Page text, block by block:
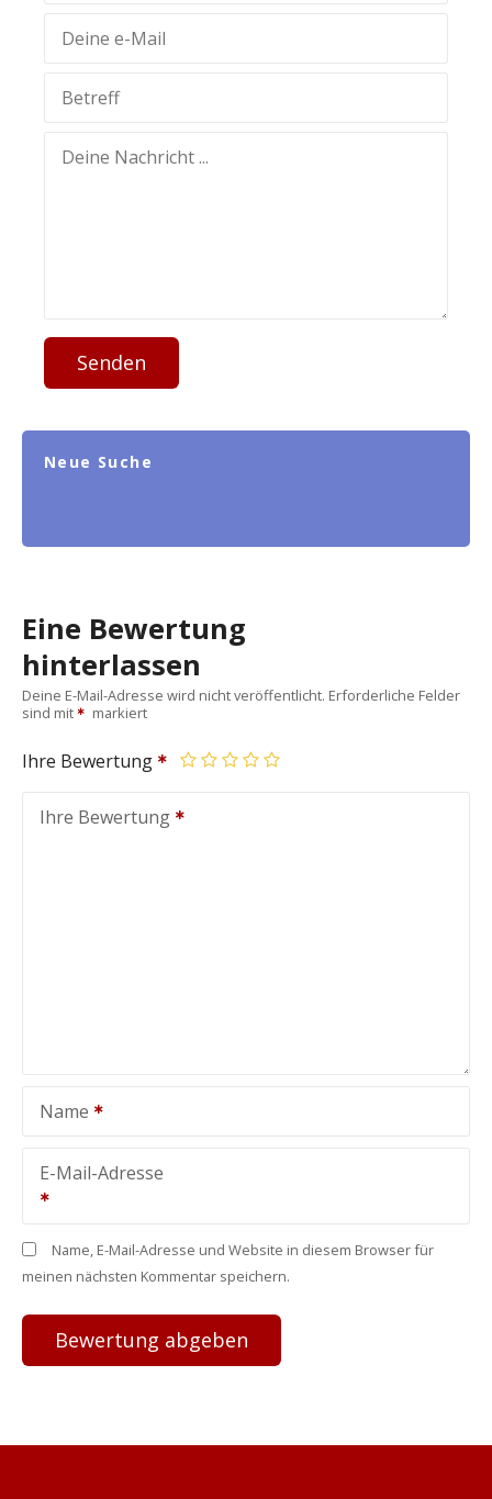
Senden
Neue Suche
Eine Bewertung
hinterlassen
Deine E-Mail-Adresse wird nicht veröffentlicht. Erforderliche Felder
sind mit
markiert
Ihre Bewertung
Ihre Bewertung
Name
E-Mail-Adresse
Name, E-Mail-Adresse und Website in diesem Browser für
meinen nächsten Kommentar speichern.